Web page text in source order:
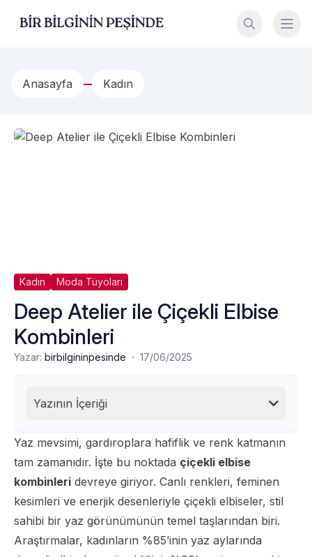
Bir Bilginin Peşinde!
Anasayfa Kadın
Kadın Moda Tüyoları
Deep Atelier ile Çiçekli Elbise
Kombinleri
Yazar: birbilgininpesinde · 17/06/2025
Yazının İçeriği
Yaz mevsimi, gardıroplara hafiflik ve renk katmanın
tam zamanıdır. İşte bu noktada çiçekli elbise
kombinleri devreye giriyor. Canlı renkleri, feminen
kesimleri ve enerjik desenleriyle çiçekli elbiseler, stil
sahibi bir yaz görünümünün temel taşlarından biri.
Araştırmalar, kadınların %85’inin yaz aylarında